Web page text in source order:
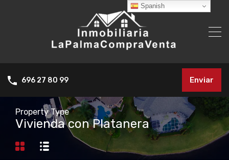
696 27 80 99 Enviar
Property Type
Vivienda con Platanera
Spanish